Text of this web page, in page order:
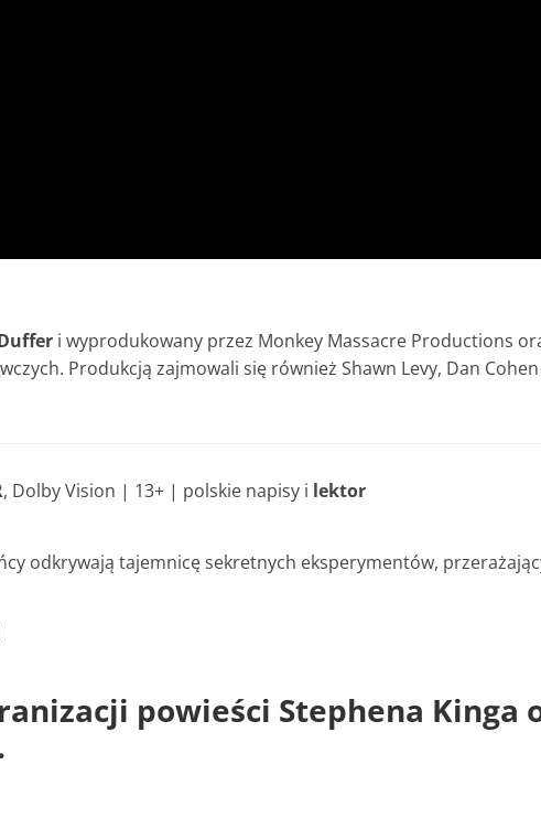
i wyprodukowany przez Monkey Massacre Productions
Produkcją zajmowali się również Shawn Levy, Dan Cohen
, Dolby Vision | 13+ | polskie napisy i lektor
odkrywają tajemnicę sekretnych eksperymentów,
powieści Stephena Kinga